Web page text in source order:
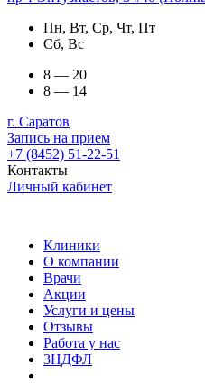
Пн, Вт, Ср, Чт, Пт
Сб, Вс
8 — 20
8 — 14
г. Саратов
Запись на прием
+7 (8452) 51-22-51
Контакты
Личный кабинет
Клиники
О компании
Врачи
Акции
Услуги и цены
Отзывы
Работа у нас
3НДФЛ